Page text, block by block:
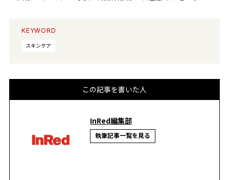
KEYWORD
スキンケア
この記事を書いた人
InRed編集部
執筆記事一覧を見る